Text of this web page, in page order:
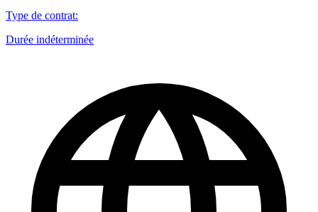
Type de contrat:
Durée indéterminée